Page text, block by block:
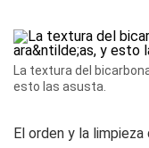
La textura del
esto las asusta.
El orden y la limpieza